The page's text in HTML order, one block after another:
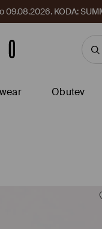
09.08.2026. KODA:
Obutev